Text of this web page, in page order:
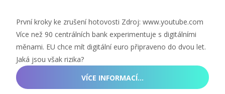
První kroky ke zrušení hotovosti Zdroj: www.youtube.com
Více než 90 centrálních bank experimentuje s digitálními
měnami. EU chce mít digitální euro připraveno do dvou let.
Jaká jsou však rizika?
VÍCE INFORMACÍ…